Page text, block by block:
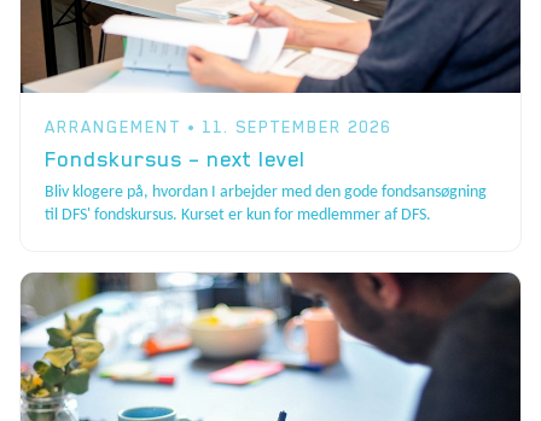
ARRANGEMENT • 11. SEPTEMBER 2026
Fondskursus – next level
Bliv klogere på, hvordan I arbejder med den gode fondsansøgning
til DFS' fondskursus. Kurset er kun for medlemmer af DFS.